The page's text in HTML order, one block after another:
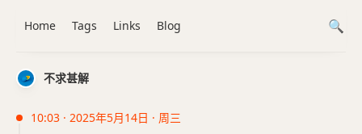
不求甚解
10:03 · 2025年5月14日 · 周三
Home Tags Links Blog